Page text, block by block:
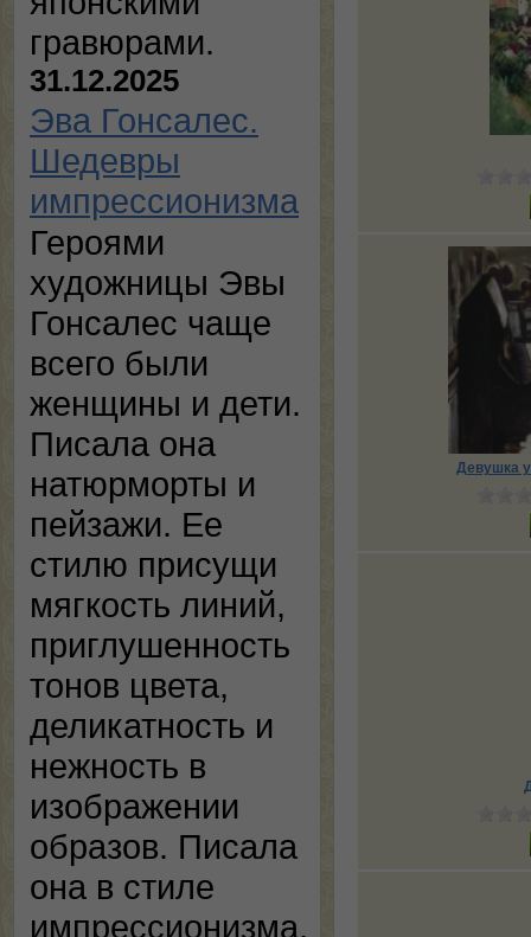
гравюрами.
31.12.2025
Эва Гонсалес.
Шедевры
импрессионизма
Героями
художницы Эвы
Гонсалес чаще
всего были
женщины и дети.
Писала она
натюрморты и
пейзажи. Ее
стилю присущи
мягкость линий,
приглушенность
тонов цвета,
деликатность и
нежность в
изображении
образов. Писала
она в стиле
импрессионизма,
Девушка у